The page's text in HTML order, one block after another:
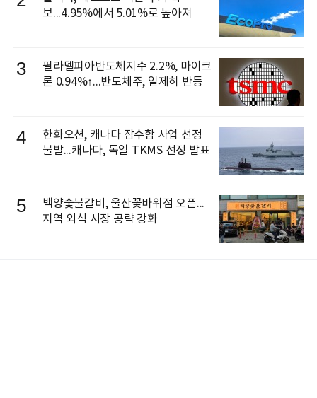
보...4.95%에서 5.01%로 높아져
3
필라델피아반도체지수 2.2%, 마이크
론 0.94%↑...반도체주, 일제히 반등
4
한화오션, 캐나다 잠수함 사업 선정
불발...캐나다, 독일 TKMS 선정 발표
5
백양숯불갈비, 울산꽃바위점 오픈...
지역 외식 시장 공략 강화